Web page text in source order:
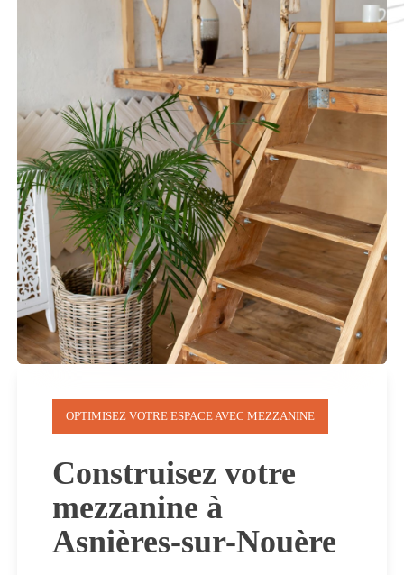
OPTIMISEZ VOTRE ESPACE AVEC MEZZANINE
Construisez votre
mezzanine à
Asnières-sur-Nouère